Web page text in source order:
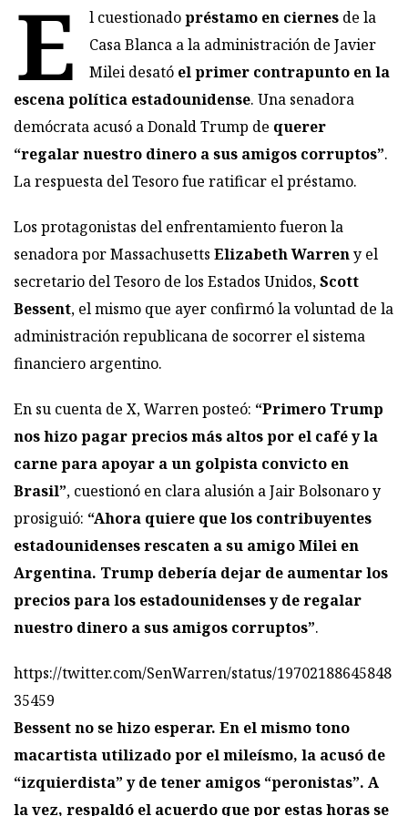
E l cuestionadopréstamo en ciernes de la
Casa Blanca a la administración de Javier
Milei desató el primer contrapunto en la
escena política estadounidense. Una senadora
demócrata acusó a Donald Trump de querer
“regalar nuestro dinero a sus amigos corruptos”.
La respuesta del Tesoro fue ratificar el préstamo.
Los protagonistas del enfrentamiento fueron la
senadora por Massachusetts Elizabeth Warreny el
secretario del Tesoro de los Estados Unidos,Scott
Bessent, el mismo que ayer confirmó la voluntad de la
administración republicana de socorrer el sistema
financiero argentino.
En su cuenta de X, Warren posteó: “Primero Trump
nos hizo pagar precios más altos por el café y la
carne para apoyar a un golpista convicto en
Brasil”, cuestionó en clara alusión a Jair Bolsonaro y
prosiguió: “Ahora quiere que los contribuyentes
estadounidenses rescaten a su amigo Milei en
Argentina. Trump debería dejar de aumentar los
precios para los estadounidenses y de regalar
nuestro dinero a sus amigos corruptos”.
https://twitter.com/SenWarren/status/19702188645848
35459
Bessent no se hizo esperar. En el mismo tono
macartista utilizado por el mileísmo, la acusó de
“izquierdista” y de tener amigos “peronistas”. A
la vez, respaldó el acuerdo que por estas horas se